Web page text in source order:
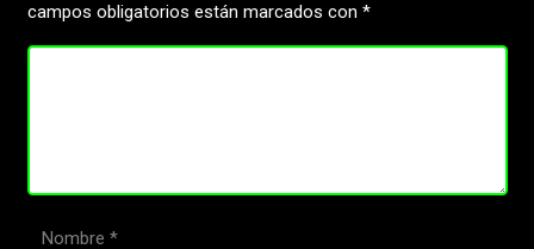
campos obligatorios están marcados con *